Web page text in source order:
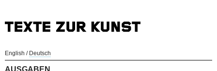
English / Deutsch
AUSGABEN